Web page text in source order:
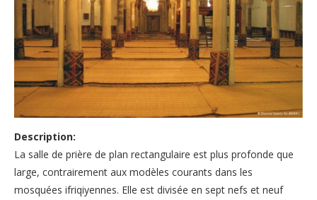
Description:
La salle de prière de plan rectangulaire est plus profonde que
large, contrairement aux modèles courants dans les
mosquées ifriqiyennes. Elle est divisée en sept nefs et neuf